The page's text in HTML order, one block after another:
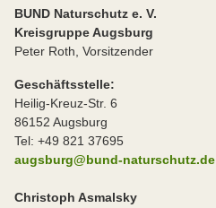
BUND Naturschutz e. V.
Kreisgruppe Augsburg
Peter Roth, Vorsitzender
Geschäftsstelle:
Heilig-Kreuz-Str. 6
86152 Augsburg
Tel: +49 821 37695
augsburg@bund-naturschutz.de
Christoph Asmalsky